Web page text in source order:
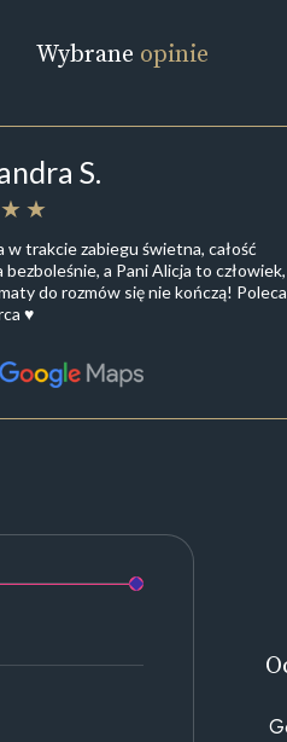
Wybrane opinie
S.
trakcie zabiegu świetna, całość
bezboleśnie, a Pani Alicja to człowiek,
do rozmów się nie kończą!
♥️